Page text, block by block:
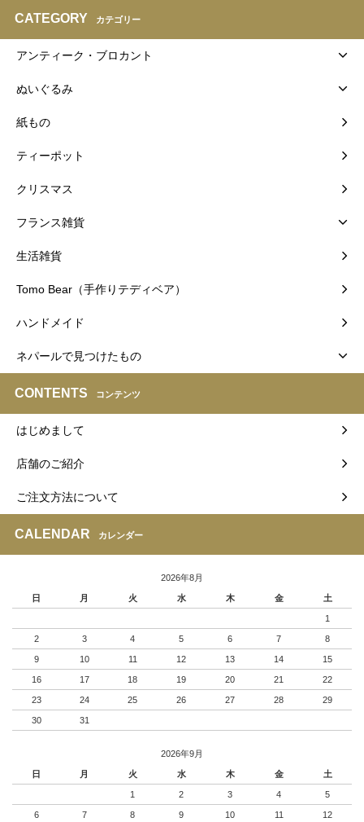
CATEGORY カテゴリー
アンティーク・ブロカント
ぬいぐるみ
紙もの
ティーポット
クリスマス
フランス雑貨
生活雑貨
Tomo Bear（手作りテディベア）
ハンドメイド
ネパールで見つけたもの
CONTENTS コンテンツ
はじめまして
店舗のご紹介
ご注文方法について
CALENDAR カレンダー
2026年8月
日 月 火 水 木 金 土
1
2 3 4 5 6 7 8
9 10 11 12 13 14 15
16 17 18 19 20 21 22
23 24 25 26 27 28 29
30 31
2026年9月
日 月 火 水 木 金 土
1 2 3 4 5
6 7 8 9 10 11 12